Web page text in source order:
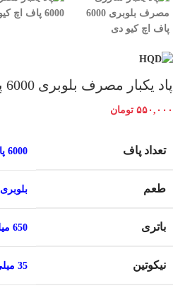
پاد یکبار مصرف بلوبری 6000 پاف اچ کیو دی
۵۵۰,۰۰۰ تومان
تعداد پاف 6000 پاف
طعم بلوبری
باتری 650 میلی آمپر
نیکوتین 35 میلی گرم